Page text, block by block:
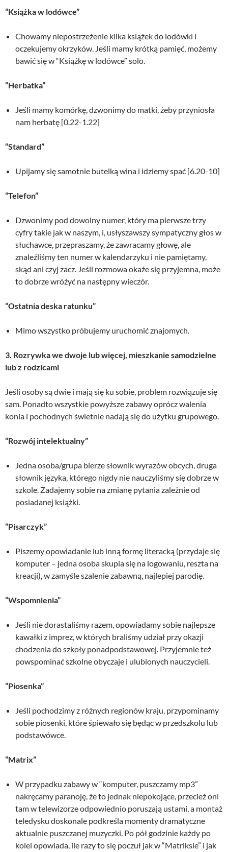
“Książka w lodówce”
Chowamy niepostrzeżenie kilka książek do lodówki i
oczekujemy okrzyków. Jeśli mamy krótką pamięć, możemy
bawić się w “Książkę w lodówce” solo.
“Herbatka”
Jeśli mamy komórkę, dzwonimy do matki, żeby przyniosła
nam herbatę [0.22-1.22]
“Standard”
Upijamy się samotnie butelką wina i idziemy spać [6.20-10]
“Telefon”
Dzwonimy pod dowolny numer, który ma pierwsze trzy
cyfry takie jak w naszym, i, usłyszawszy sympatyczny głos w
słuchawce, przepraszamy, że zawracamy głowę, ale
znaleźliśmy ten numer w kalendarzyku i nie pamiętamy,
skąd ani czyj zacz. Jeśli rozmowa okaże się przyjemna, może
to dobrze wróżyć na następny wieczór.
“Ostatnia deska ratunku”
Mimo wszystko próbujemy uruchomić znajomych.
3. Rozrywka we dwoje lub więcej, mieszkanie samodzielne
lub z rodzicami
Jeśli osoby są dwie i mają się ku sobie, problem rozwiązuje się
sam. Ponadto wszystkie powyższe zabawy oprócz walenia
konia i pochodnych świetnie nadają się do użytku grupowego.
“Rozwój intelektualny”
Jedna osoba/grupa bierze słownik wyrazów obcych, druga
słownik języka, którego nigdy nie nauczyliśmy się dobrze w
szkole. Zadajemy sobie na zmianę pytania zależnie od
posiadanej książki.
“Pisarczyk”
Piszemy opowiadanie lub inną formę literacką (przydaje się
komputer – jedna osoba skupia się na logowaniu, reszta na
kreacji), w zamyśle szalenie zabawną, najlepiej parodię.
“Wspomnienia”
Jeśli nie dorastaliśmy razem, opowiadamy sobie najlepsze
kawałki z imprez, w których braliśmy udział przy okazji
chodzenia do szkoły ponadpodstawowej. Przyjemnie też
powspominać szkolne obyczaje i ulubionych nauczycieli.
“Piosenka”
Jeśli pochodzimy z różnych regionów kraju, przypominamy
sobie piosenki, które śpiewało się będąc w przedszkolu lub
podstawówce.
“Matrix”
W przypadku zabawy w “komputer, puszczamy mp3”
nakręcamy paranoję, że to jednak niepokojące, przecież oni
tam w telewizorze odpowiednio poruszają ustami, a montaż
teledysku doskonale podkreśla momenty dramatyczne
aktualnie puszczanej muzyczki. Po pół godzinie każdy po
kolei opowiada, ile razy to się poczuł jak w “Matriksie” i jak